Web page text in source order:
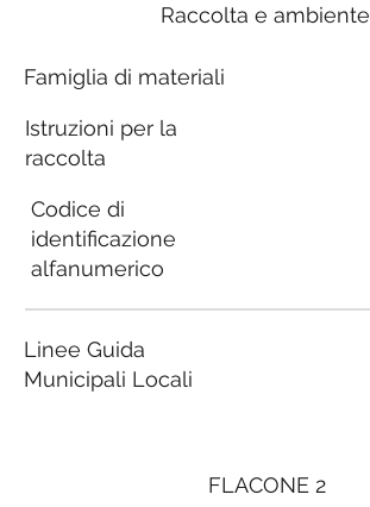
FLACONE 2
Raccolta e ambiente
Famiglia di materiali
Istruzioni per la
raccolta
Codice di
identificazione
alfanumerico
Linee Guida
Municipali Locali